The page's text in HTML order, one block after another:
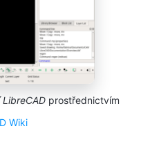
prostřednictvím
Wiki